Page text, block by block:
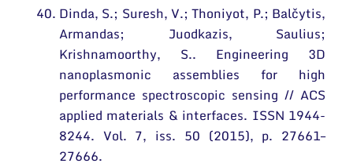
Dinda, S.; Suresh, V.; Thoniyot, P.; Balčytis,
Armandas; Juodkazis, Saulius;
Krishnamoorthy, S.. Engineering 3D
nanoplasmonic assemblies for high
performance spectroscopic sensing // ACS
applied materials & interfaces. ISSN 1944-
8244. Vol. 7, iss. 50 (2015), p. 27661–
27666.